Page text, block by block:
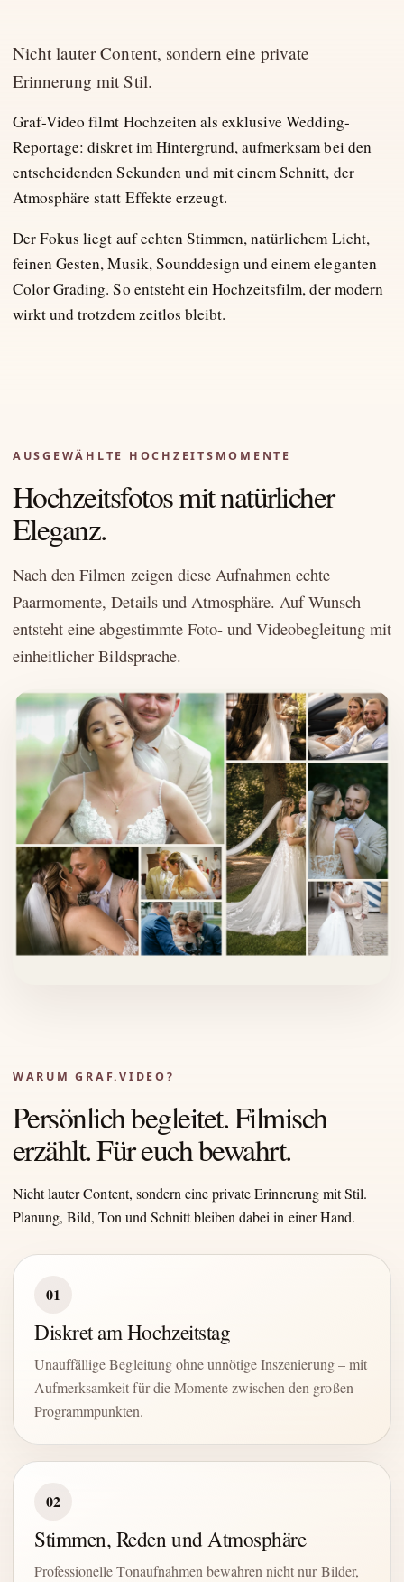
Nicht lauter Content, sondern eine private
Erinnerung mit Stil.
Graf-Video filmt Hochzeiten als exklusive Wedding-
Reportage: diskret im Hintergrund, aufmerksam bei den
entscheidenden Sekunden und mit einem Schnitt, der
Atmosphäre statt Effekte erzeugt.
Der Fokus liegt auf echten Stimmen, natürlichem Licht,
feinen Gesten, Musik, Sounddesign und einem eleganten
Color Grading. So entsteht ein Hochzeitsfilm, der modern
wirkt und trotzdem zeitlos bleibt.
AUSGEWÄHLTE HOCHZEITSMOMENTE
Hochzeitsfotos mit natürlicher
Eleganz.
Nach den Filmen zeigen diese Aufnahmen echte
Paarmomente, Details und Atmosphäre. Auf Wunsch
entsteht eine abgestimmte Foto- und Videobegleitung mit
einheitlicher Bildsprache.
WARUM GRAF.VIDEO?
Persönlich begleitet. Filmisch
erzählt. Für euch bewahrt.
Nicht lauter Content, sondern eine private Erinnerung mit Stil.
Planung, Bild, Ton und Schnitt bleiben dabei in einer Hand.
01
Diskret am Hochzeitstag
Unauffällige Begleitung ohne unnötige Inszenierung – mit
Aufmerksamkeit für die Momente zwischen den großen
Programmpunkten.
02
Stimmen, Reden und Atmosphäre
Professionelle Tonaufnahmen bewahren nicht nur Bilder,